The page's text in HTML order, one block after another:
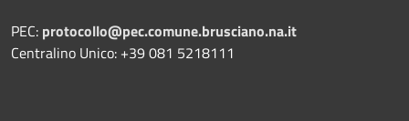
PEC: protocollo@pec.comune.brusciano.na.it
Centralino Unico: +39 081 5218111